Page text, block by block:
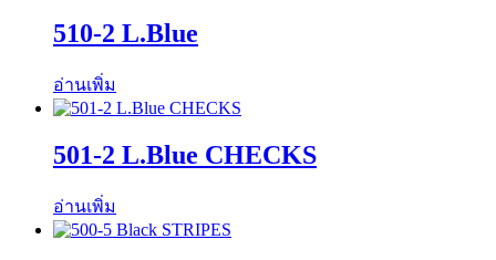
510-2 L.Blue
อ่านเพิ่ม
501-2 L.Blue CHECKS
อ่านเพิ่ม